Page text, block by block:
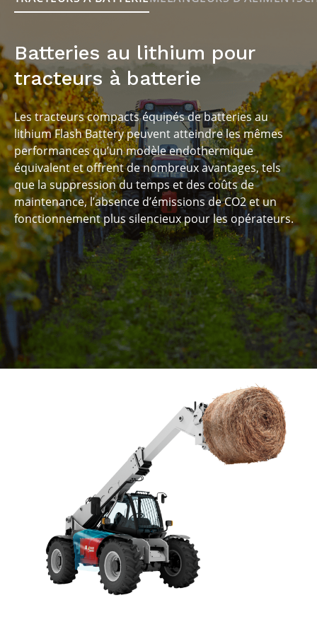
pas de coûts d’entretien de routine, pas de temps
50 % en seulement 25 minutes
Temps d’équilibrage
inférieur à 30 minutes
Batteries au lithium pour
tracteurs à batterie
Les tracteurs compacts équipés de batteries au
lithium Flash Battery peuvent atteindre les mêmes
performances qu’un modèle endothermique
équivalent et offrent de nombreux avantages, tels
que la suppression du temps et des coûts de
maintenance, l’absence d’émissions de CO2 et un
fonctionnement plus silencieux pour les opérateurs.